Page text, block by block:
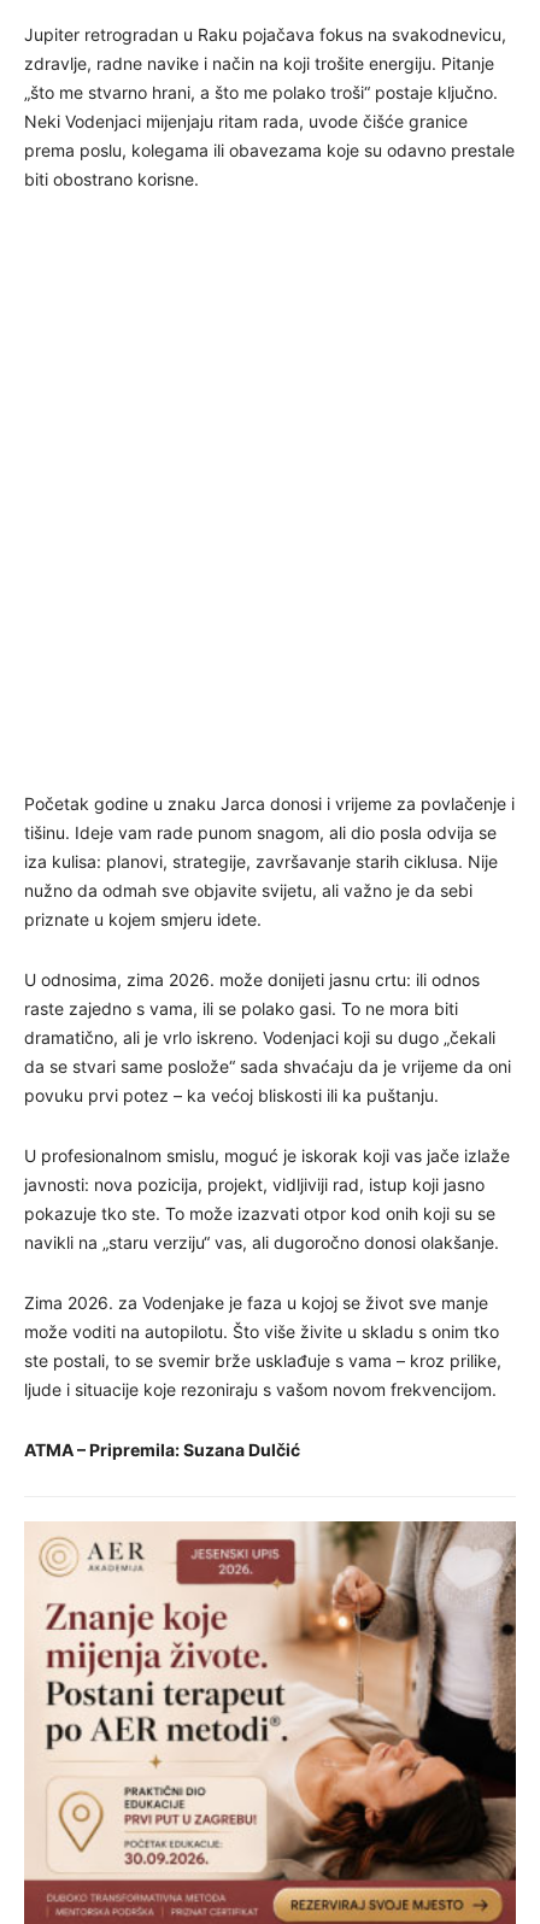
Jupiter retrogradan u Raku pojačava fokus na svakodnevicu,
zdravlje, radne navike i način na koji trošite energiju. Pitanje
„što me stvarno hrani, a što me polako troši“ postaje ključno.
Neki Vodenjaci mijenjaju ritam rada, uvode čišće granice
prema poslu, kolegama ili obavezama koje su odavno prestale
biti obostrano korisne.
Početak godine u znaku Jarca donosi i vrijeme za povlačenje i
tišinu. Ideje vam rade punom snagom, ali dio posla odvija se
iza kulisa: planovi, strategije, završavanje starih ciklusa. Nije
nužno da odmah sve objavite svijetu, ali važno je da sebi
priznate u kojem smjeru idete.
U odnosima, zima 2026. može donijeti jasnu crtu: ili odnos
raste zajedno s vama, ili se polako gasi. To ne mora biti
dramatično, ali je vrlo iskreno. Vodenjaci koji su dugo „čekali
da se stvari same poslože“ sada shvaćaju da je vrijeme da oni
povuku prvi potez – ka većoj bliskosti ili ka puštanju.
U profesionalnom smislu, moguć je iskorak koji vas jače izlaže
javnosti: nova pozicija, projekt, vidljiviji rad, istup koji jasno
pokazuje tko ste. To može izazvati otpor kod onih koji su se
navikli na „staru verziju“ vas, ali dugoročno donosi olakšanje.
Zima 2026. za Vodenjake je faza u kojoj se život sve manje
može voditi na autopilotu. Što više živite u skladu s onim tko
ste postali, to se svemir brže usklađuje s vama – kroz prilike,
ljude i situacije koje rezoniraju s vašom novom frekvencijom.
ATMA – Pripremila: Suzana Dulčić